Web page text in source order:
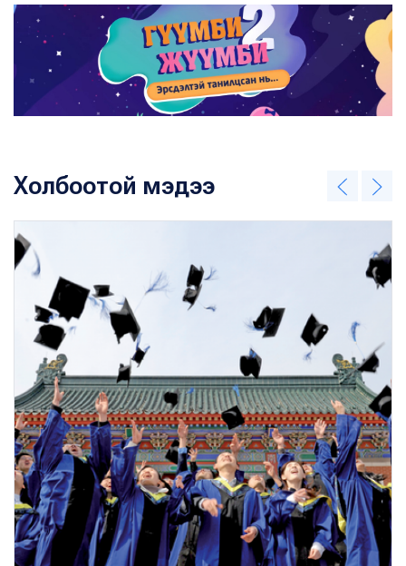
Холбоотой мэдээ